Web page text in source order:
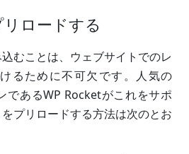
ロードする
むことは、ウェブサイトでのレ
るために不可欠です。人気の
であるWP Rocketがこれをサポ
プリロードする方法は次のとお